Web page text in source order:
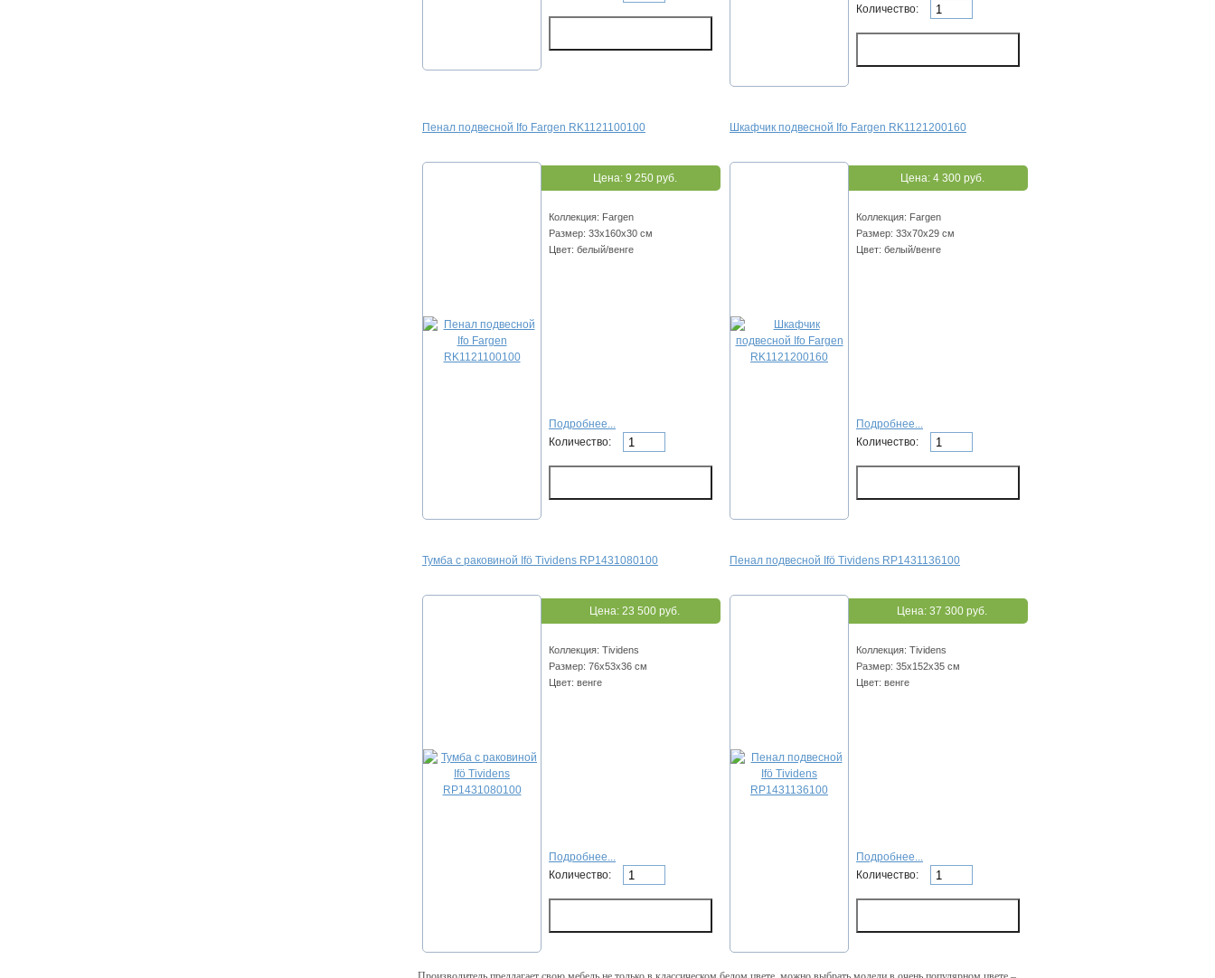
Количество:
Пенал подвесной Ifo Fargen RK1121100100
Цена: 9 250 руб.
Коллекция: Fargen
Размер: 33х160х30 см
Цвет: белый/венге
Подробнее...
Количество:
Шкафчик подвесной Ifo Fargen RK1121200160
Цена: 4 300 руб.
Коллекция: Fargen
Размер: 33х70х29 см
Цвет: белый/венге
Подробнее...
Количество:
Тумба с раковиной Ifö Tividens RP1431080100
Цена: 23 500 руб.
Коллекция: Tividens
Размер: 76х53х36 см
Цвет: венге
Подробнее...
Количество:
Пенал подвесной Ifö Tividens RP1431136100
Цена: 37 300 руб.
Коллекция: Tividens
Размер: 35х152х35 см
Цвет: венге
Подробнее...
Количество: